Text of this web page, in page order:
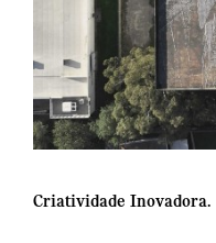
Criatividade Inovadora.